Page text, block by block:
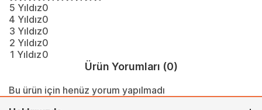
5 Yıldız0
4 Yıldız0
3 Yıldız0
2 Yıldız0
1 Yıldız0
Ürün Yorumları (0)
Bu ürün için henüz yorum yapılmadı